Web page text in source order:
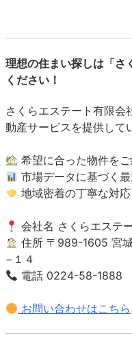
理想の住まい探しは「さ
ください！
さくらエステート有限会
動産サービスを提供して
希望に合った物件を
市場データに基づく
地域密着の丁寧な対応
会社名 さくらエステ
住所 〒989-1605 宮
−１４
電話 0224-58-1888
お問い合わせはこちら